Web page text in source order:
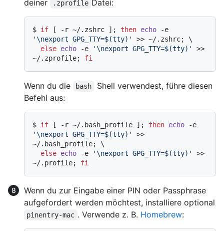
deiner .zprofile Datei:
$ if [ -r ~/.zshrc ]; then echo
'\nexport GPG_TTY=$(tty)'
>> ~/.zshrc; \
else echo -e '\nexport GPG_TTY=$(tty)'
>>
~/.zprofile; fi
Wenn du die bash
Shell verwendest, führe diesen
Befehl aus:
$ if [ -r ~/.bash_profile ]; then echo
'\nexport GPG_TTY=$(tty)'
>>
~/.bash_profile; \
else echo -e '\nexport GPG_TTY=$(tty)'
>>
~/.profile; fi
Wenn du zur Eingabe einer PIN oder Passphrase
aufgefordert werden möchtest, installiere optional
pinentry-mac . Verwende z. B. Homebrew: